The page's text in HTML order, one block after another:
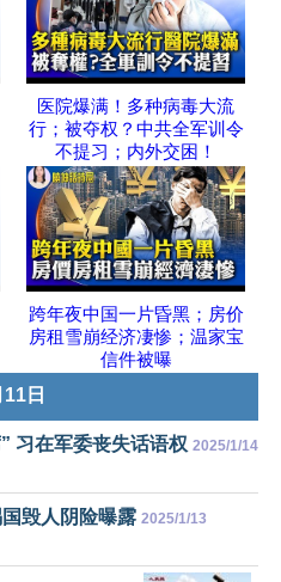
医院爆满！多种病毒大流
行；被夺权？中共全军训令
不提习；内外交困！
跨年夜中国一片昏黑；房价
房租雪崩经济凄惨；温家宝
信件被曝
日
习在军委丧失话语权 2025/1/14
毁人阴险曝露 2025/1/13